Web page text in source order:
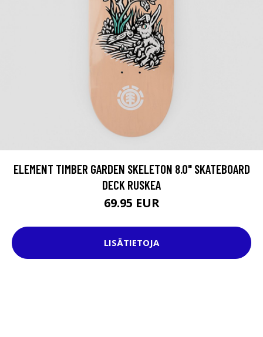
ELEMENT TIMBER GARDEN SKELETON 8.0" SKATEBOARD
DECK RUSKEA
69.95 EUR
LISÄTIETOJA